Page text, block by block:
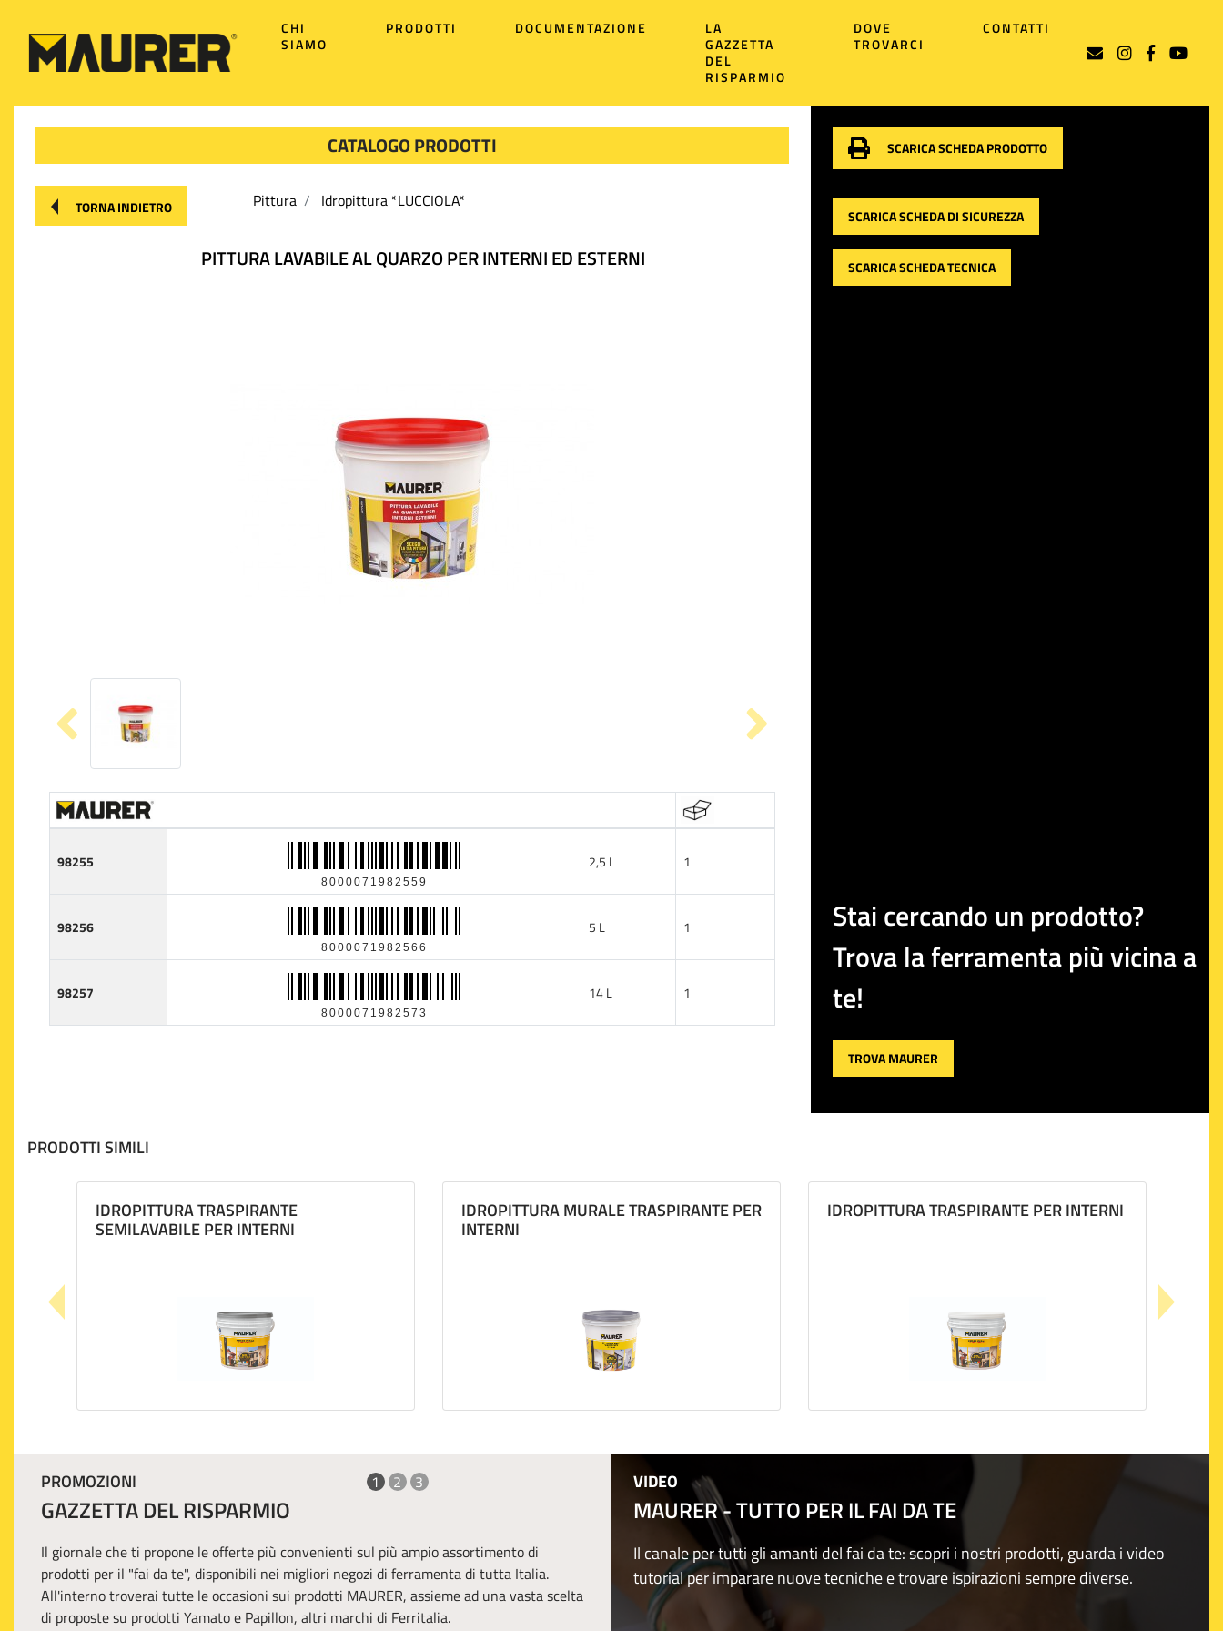
CHI
SIAMO
PRODOTTI DOCUMENTAZIONE
LA
GAZZETTA
DEL
RISPARMIO
DOVE
TROVARCI
CONTATTI
CATALOGO PRODOTTI
TORNA INDIETRO Pittura Idropittura *LUCCIOLA*
PITTURA LAVABILE AL QUARZO PER INTERNI ED ESTERNI
98255
8000071982559
2,5 L 1
98256
8000071982566
5 L 1
98257
8000071982573
14 L 1
SCARICA SCHEDA PRODOTTO
SCARICA SCHEDA DI SICUREZZA
SCARICA SCHEDA TECNICA
Stai cercando un prodotto?
Trova la ferramenta più vicina a
te!
TROVA MAURER
PRODOTTI SIMILI
IDROPITTURA TRASPIRANTE
SEMILAVABILE PER INTERNI
IDROPITTURA MURALE TRASPIRANTE PER
INTERNI
IDROPITTURA TRASPIRANTE PER INTERNI
PROMOZIONI 1 2 3
GAZZETTA DEL RISPARMIO
Il giornale che ti propone le offerte più convenienti sul più ampio assortimento di
prodotti per il "fai da te", disponibili nei migliori negozi di ferramenta di tutta Italia.
All'interno troverai tutte le occasioni sui prodotti MAURER, assieme ad una vasta scelta
di proposte su prodotti Yamato e Papillon, altri marchi di Ferritalia.
VIDEO
MAURER - TUTTO PER IL FAI DA TE
Il canale per tutti gli amanti del fai da te: scopri i nostri prodotti, guarda i video
tutorial per imparare nuove tecniche e trovare ispirazioni sempre diverse.